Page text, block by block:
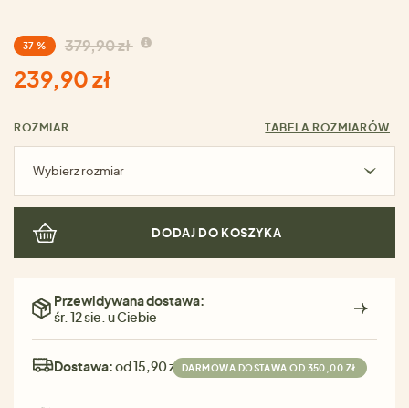
37 % 379,90 zł
239,90 zł
ROZMIAR TABELA ROZMIARÓW
Wybierz rozmiar
DODAJ DO KOSZYKA
Przewidywana dostawa:
śr. 12 sie. u Ciebie
Dostawa:od 15,90 zł DARMOWA DOSTAWA OD 350,00 ZŁ